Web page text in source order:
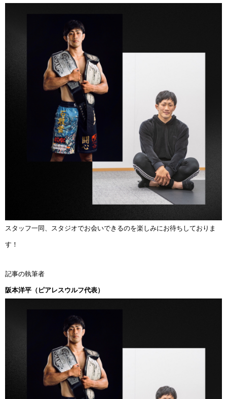
スタッフ一同、スタジオでお会いできるのを楽しみにお待ちしておりま
す！
記事の執筆者
阪本洋平（ピアレスウルフ代表）